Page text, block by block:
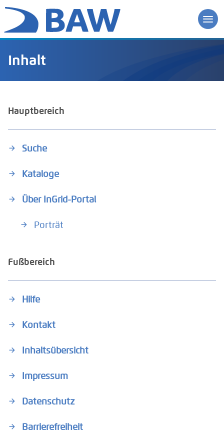
Inhalt
Hauptbereich
Suche
Kataloge
Über InGrid-Portal
Porträt
Fußbereich
Hilfe
Kontakt
Inhaltsübersicht
Impressum
Datenschutz
Barrierefreiheit